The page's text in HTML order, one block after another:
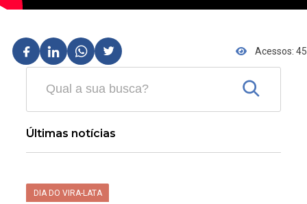
Acessos: 45
Últimas notícias
DIA DO VIRA-LATA